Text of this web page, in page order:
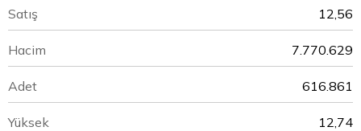
Satış 12,56
Hacim 7.770.629
Adet 616.861
Yüksek 12,74